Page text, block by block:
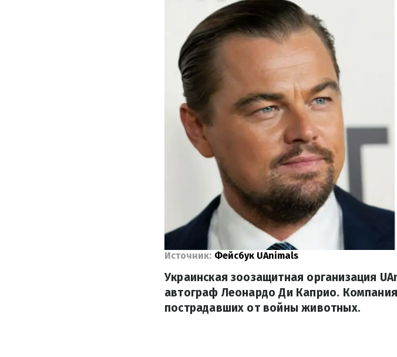
Источник: Фейсбук UAnimals
Украинская зоозащитная организация
автограф Леонардо Ди Каприо.
пострадавших от войны животных.